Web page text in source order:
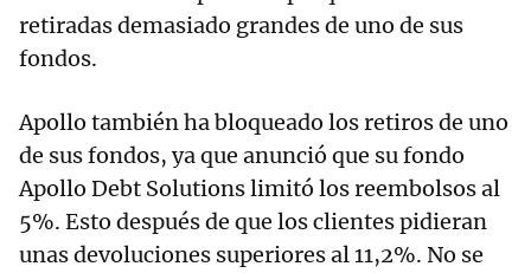
retiradas demasiado grandes de uno de sus
fondos.
Apollo también ha bloqueado los retiros de uno
de sus fondos, ya que anunció que su fondo
Apollo Debt Solutions limitó los reembolsos al
5%. Esto después de que los clientes pidieran
unas devoluciones superiores al 11,2%. No se